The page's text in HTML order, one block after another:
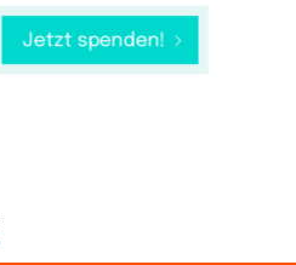
Jetzt spenden!